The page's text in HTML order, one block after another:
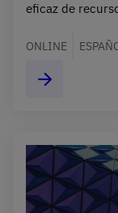
eficaz de
ONLINE